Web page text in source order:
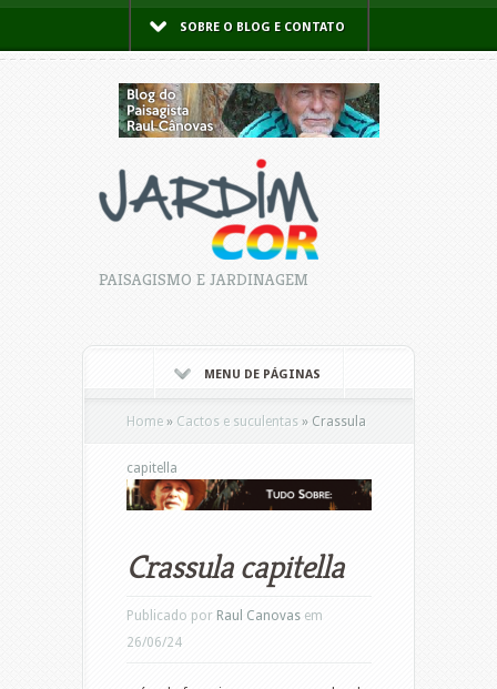
SOBRE O BLOG E CONTATO
PAISAGISMO E JARDINAGEM
MENU DE PÁGINAS
Home » Cactos e suculentas » Crassula
capitella
Crassula capitella
Publicado por Raul Canovas em
26/06/24